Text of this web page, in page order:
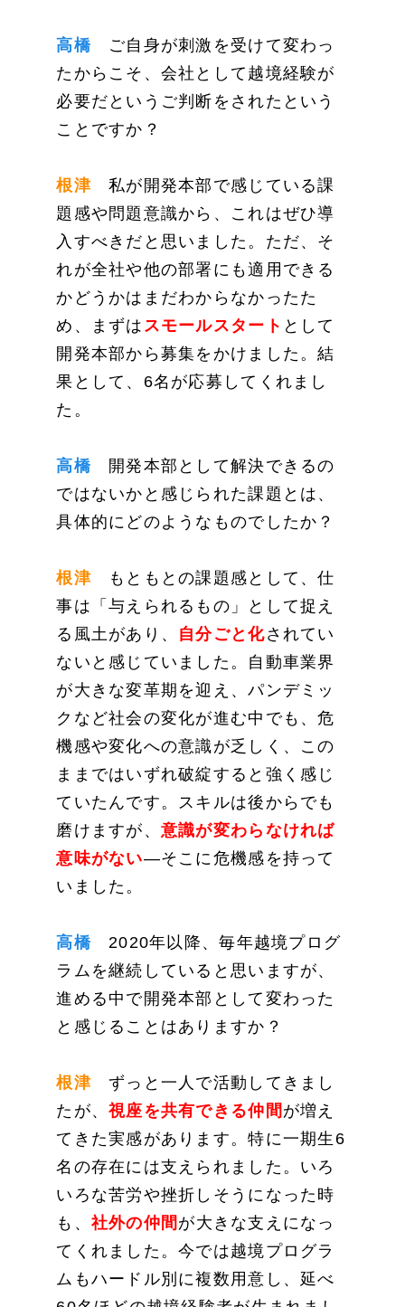
高橋ご自身が刺激を受けて変わっ
たからこそ、会社として越境経験が
必要だというご判断をされたという
ことですか？
根津私が開発本部で感じている課
題感や問題意識から、これはぜひ導
入すべきだと思いました。ただ、そ
れが全社や他の部署にも適用できる
かどうかはまだわからなかったた
め、まずは スモールスタート として
開発本部から募集をかけました。結
果として、6名が応募してくれまし
た。
高橋開発本部として解決できるの
ではないかと感じられた課題とは、
具体的にどのようなものでしたか？
根津もともとの課題感として、仕
事は「与えられるもの」として捉え
る風土があり、 自分ごと化されてい
ないと感じていました。自動車業界
が大きな変革期を迎え、パンデミッ
クなど社会の変化が進む中でも、危
機感や変化への意識が乏しく、この
ままではいずれ破綻すると強く感じ
ていたんです。スキルは後からでも
磨けますが、 意識が変わらなければ
意味がない―そこに危機感を持って
いました。
高橋2020年以降、毎年越境プログ
ラムを継続していると思いますが、
進める中で開発本部として変わった
と感じることはありますか？
根津ずっと一人で活動してきまし
たが、視座を共有できる仲間 が増え
てきた実感があります。特に一期生6
名の存在には支えられました。いろ
いろな苦労や挫折しそうになった時
も、 社外の仲間 が大きな支えになっ
てくれました。今では越境プログラ
ムもハードル別に複数用意し、延べ